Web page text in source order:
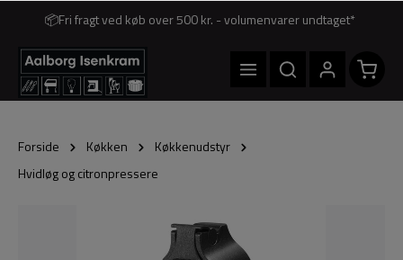
📦Fri fragt ved køb over 500 kr. - volumenvarer undtaget*
Forside Køkken
Køkkenudstyr
Hvidløg og citronpressere